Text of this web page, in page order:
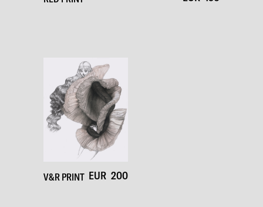
V&R PRINT EUR 200